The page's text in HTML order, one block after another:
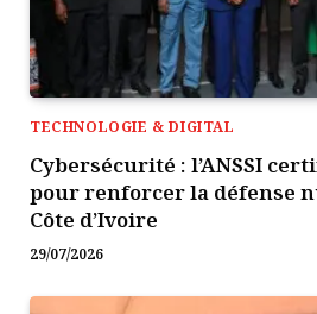
TECHNOLOGIE & DIGITAL
Cybersécurité : l’ANSSI
pour renforcer la défense
Côte d’Ivoire
29/07/2026